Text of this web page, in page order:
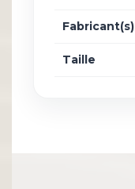
Fabricant(s)
Taille